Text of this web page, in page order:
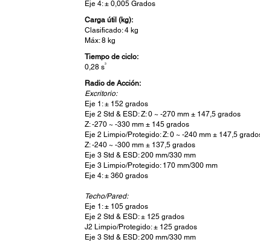
Eje 4: ± 0,005 Grados
Carga útil (kg):
Clasificado: 4 kg
Máx: 8 kg
Tiempo de ciclo:
0,28 s3
Radio de Acción:
Excritorio:
Eje 1: ± 152 grados
Eje 2 Std & ESD: Z: 0 ~ -270 mm ± 147,5 grados
Z: -270 ~ -330 mm ± 145 grados
Eje 2 Limpio/Protegido: Z: 0 ~ -240 mm ± 147,5
Z: -240 ~ -300 mm ± 137,5 grados
Eje 3 Std & ESD: 200 mm/330 mm
Eje 3 Limpio/Protegido: 170 mm/300 mm
Eje 4: ± 360 grados
Techo/Pared:
Eje 1: ± 105 grados
Eje 2 Std & ESD: ± 125 grados
J2 Limpio/Protegido: ± 125 grados
Eje 3 Std & ESD: 200 mm/330 mm